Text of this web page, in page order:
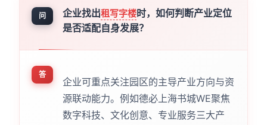
问 企业找出租写字楼时，如何判断产业定位
是否适配自身发展？
答
企业可重点关注园区的主导产业方向与资
源联动能力。例如德必上海书城WE聚焦
数字科技、文化创意、专业服务三大产